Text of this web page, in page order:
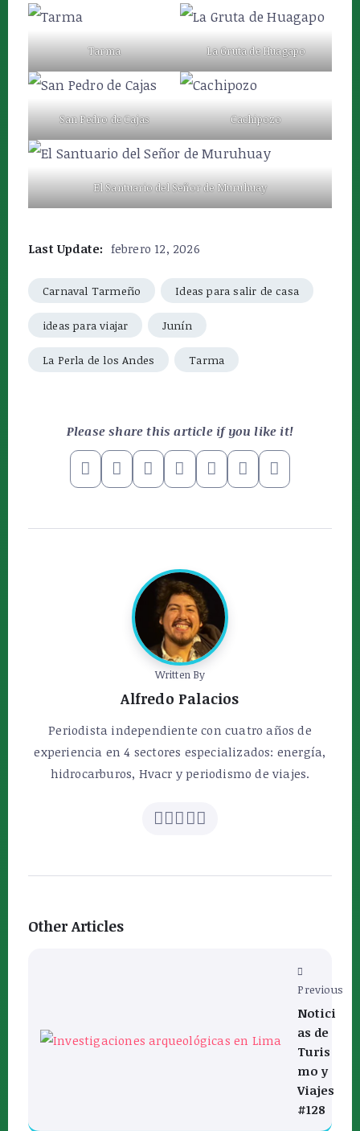
Tarma La Gruta de Huagapo
San Pedro de Cajas Cachipozo
El Santuario del Señor de Muruhuay
Last Update: febrero 12, 2026
Carnaval Tarmeño Ideas para salir de casa
ideas para viajar Junín
La Perla de los Andes Tarma
Please share this article if you like it!
Written By
Alfredo Palacios
Periodista independiente con cuatro años de
experiencia en 4 sectores especializados: energía,
hidrocarburos, Hvacr y periodismo de viajes.
Other Articles
Previous
Notici
as de
Turis
mo y
Viajes
#128